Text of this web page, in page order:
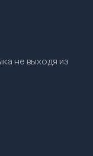
не выходя из